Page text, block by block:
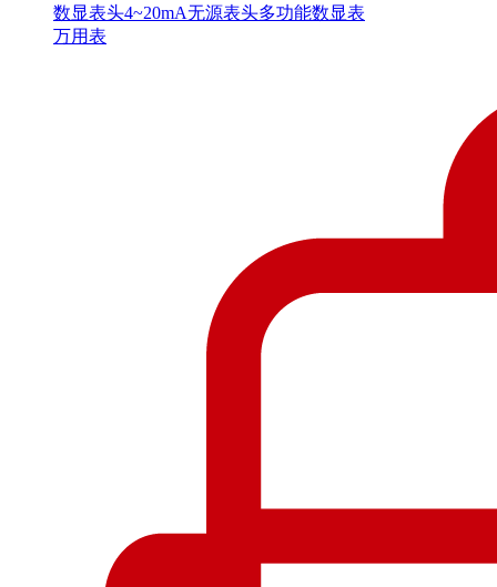
数显表头4~20mA无源表头多功能数显表
万用表